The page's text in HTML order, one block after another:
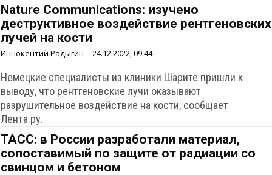
Nature Communications: изучено
деструктивное воздействие рентгеновских
лучей на кости
Иннокентий Радыгин - 24.12.2022, 09:44
Немецкие специалисты из клиники Шарите пришли к
выводу, что рентгеновские лучи оказывают
разрушительное воздействие на кости, сообщает
Лента.ру.
ТАСС: в России разработали материал,
сопоставимый по защите от радиации со
свинцом и бетоном